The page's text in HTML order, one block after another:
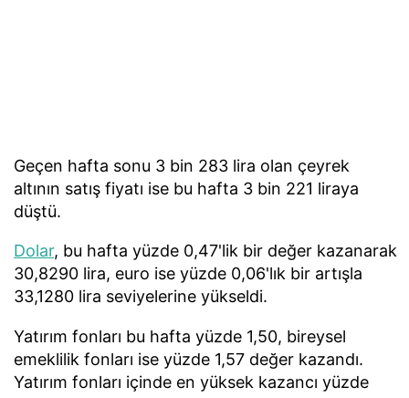
Geçen hafta sonu 3 bin 283 lira olan çeyrek
altının satış fiyatı ise bu hafta 3 bin 221 liraya
düştü.
Dolar, bu hafta yüzde 0,47'lik bir değer kazanarak
30,8290 lira, euro ise yüzde 0,06'lık bir artışla
33,1280 lira seviyelerine yükseldi.
Yatırım fonları bu hafta yüzde 1,50, bireysel
emeklilik fonları ise yüzde 1,57 değer kazandı.
Yatırım fonları içinde en yüksek kazancı yüzde